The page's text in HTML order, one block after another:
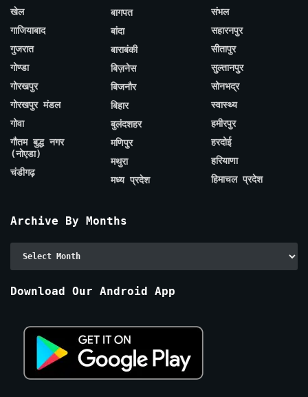
खेल
गाजियाबाद
गुजरात
गोण्डा
गोरखपुर
गोरखपुर मंडल
गोवा
गौतम बुद्ध नगर
(नोएडा)
चंडीगढ़
बागपत
बांदा
बाराबंकी
बिज़नेस
बिजनौर
बिहार
बुलंदशहर
मणिपुर
मथुरा
मध्य प्रदेश
संभल
सहारनपुर
सीतापुर
सुल्तानपुर
सोनभद्र
स्वास्थ्य
हमीरपुर
हरदोई
हरियाणा
हिमाचल प्रदेश
Archive By Months
Download Our Android App